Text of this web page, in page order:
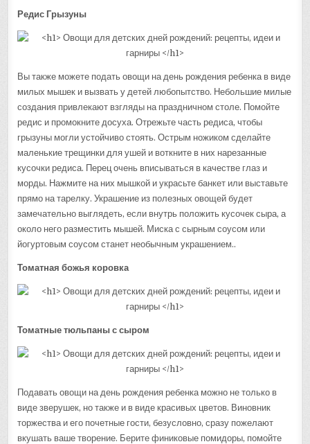
Редис Грызуны
Вы также можете подать овощи на день рождения ребенка в виде
милых мышек и вызвать у детей любопытство. Небольшие милые
создания привлекают взгляды на праздничном столе. Помойте
редис и промокните досуха. Отрежьте часть редиса, чтобы
грызуны могли устойчиво стоять. Острым ножиком сделайте
маленькие трещинки для ушей и воткните в них нарезанные
кусочки редиса. Перец очень вписываться в качестве глаз и
морды. Нажмите на них мышкой и украсьте банкет или выставьте
прямо на тарелку. Украшение из полезных овощей будет
замечательно выглядеть, если внутрь положить кусочек сыра, а
около него разместить мышей. Миска с сырным соусом или
йогуртовым соусом станет необычным украшением..
Томатная божья коровка
Томатные тюльпаны с сыром
Подавать овощи на день рождения ребенка можно не только в
виде зверушек, но также и в виде красивых цветов. Виновник
торжества и его почетные гости, безусловно, сразу пожелают
вкушать ваше творение. Берите финиковые помидоры, помойте